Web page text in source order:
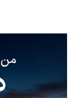
the